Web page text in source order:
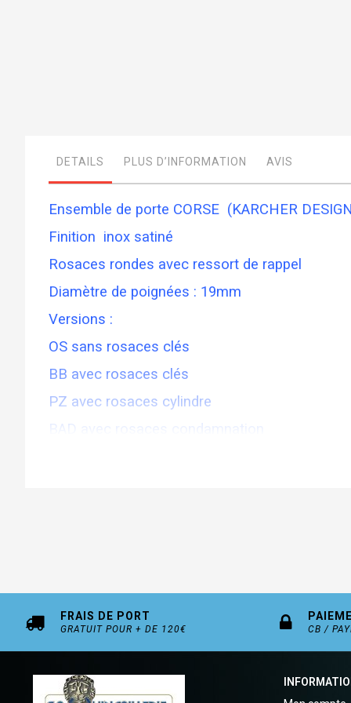
galleryDETAILS
Ensemble de porte CORSE (KARCHER
Finition inox satiné
Rosaces rondes avec ressort de rappel
Diamètre de poignées : 19mm
Versions :
OS sans rosaces clés
BB avec rosaces clés
PZ avec rosaces cylindre
BAD avec rosaces condamnation
PLUS D’INFORMATION AVIS
FRAIS DE PORT
GRATUIT POUR + DE 120€ CB /